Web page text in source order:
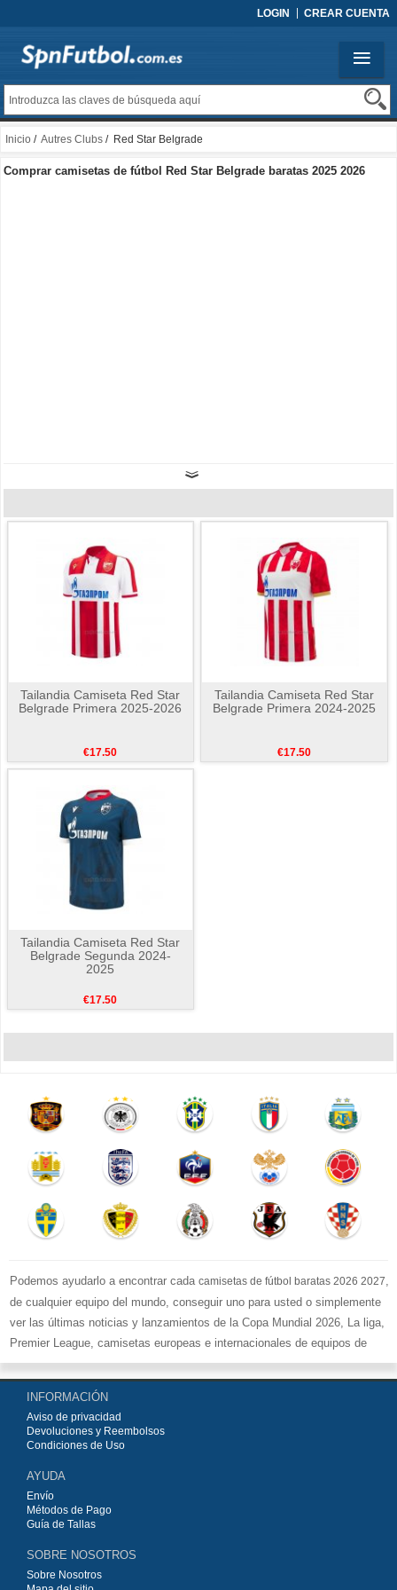
LOGIN CREAR CUENTA
Inicio / Autres Clubs / Red Star Belgrade
Comprar camisetas de fútbol Red Star Belgrade baratas 2025 2026
Tailandia Camiseta Red Star
Belgrade Primera 2025-2026
€17.50
Tailandia Camiseta Red Star
Belgrade Primera 2024-2025
€17.50
Tailandia Camiseta Red Star
Belgrade Segunda 2024-
2025
€17.50
Podemos ayudarlo a encontrar cada camisetas de fútbol baratas 2026 2027,
de cualquier equipo del mundo, conseguir uno para usted o simplemente
ver las últimas noticias y lanzamientos de la Copa Mundial 2026, La liga,
Premier League, camisetas europeas e internacionales de equipos de
fútbol y kits.
Comprecamisetas de fútbol baratas replicasen la tienda deportiva
más grande de Europa. ¡Grandes ofertas en todas las camisetas del club
de fútbol, ​​kits europeos e internacionales, todo a los precios más bajos!
Compre nuestra gran selección de
INFORMACIÓN
Aviso de privacidad
Devoluciones y Reembolsos
Condiciones de Uso
AYUDA
Envío
Métodos de Pago
Guía de Tallas
SOBRE NOSOTROS
Sobre Nosotros